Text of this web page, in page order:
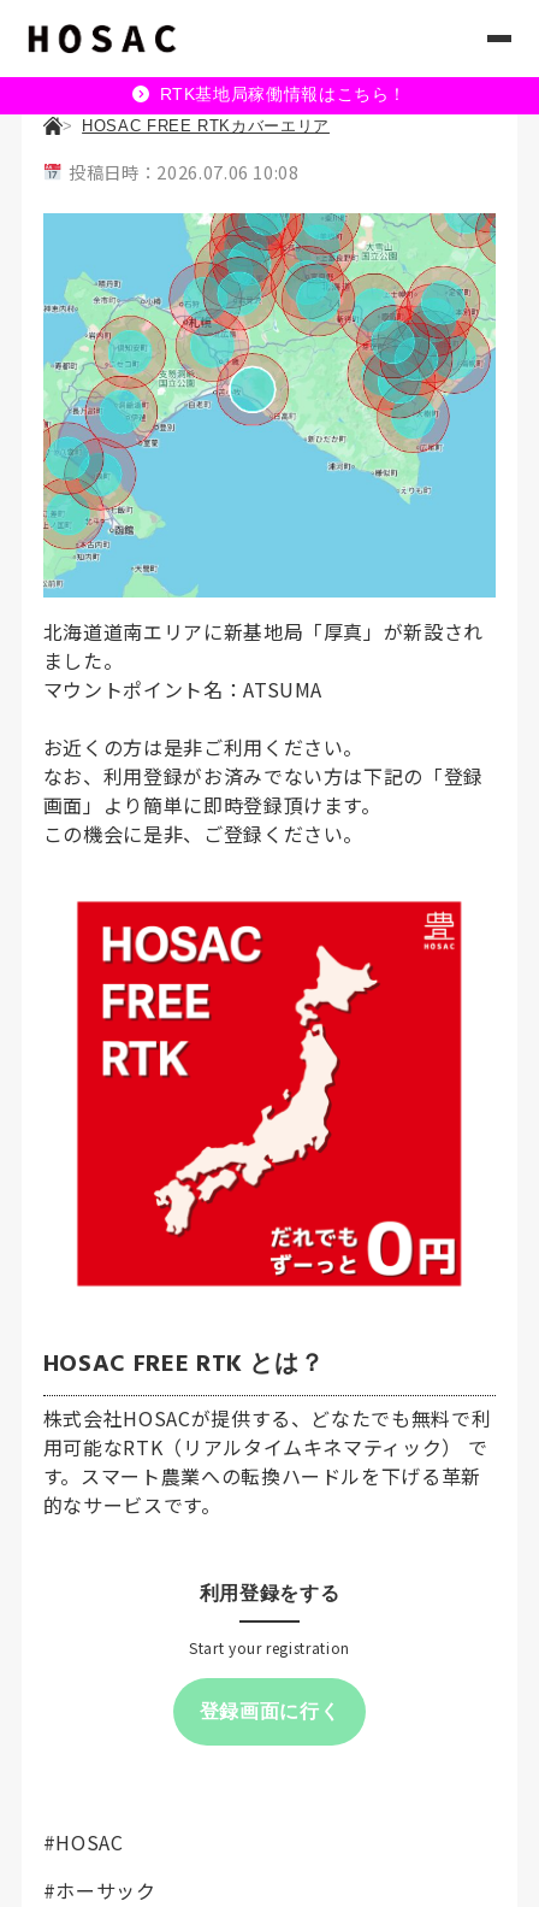
RTK基地局稼働情報はこちら！
HOSAC FREE RTKカバーエリア
投稿日時：2026.07.06 10:08
北海道道南エリアに新基地局「厚真」が新設され
ました。
マウントポイント名：ATSUMA
お近くの方は是非ご利用ください。
なお、利用登録がお済みでない方は下記の「登録
画面」より簡単に即時登録頂けます。
この機会に是非、ご登録ください。
HOSAC FREE RTK とは？
株式会社HOSACが提供する、どなたでも無料で利
用可能なRTK（リアルタイムキネマティック） で
す。スマート農業への転換ハードルを下げる革新
的なサービスです。
利用登録をする
Start your registration
登録画面に行く
#HOSAC
#ホーサック